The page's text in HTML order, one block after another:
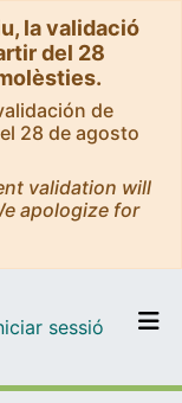
la validació
del 28
de
28 de agosto
validation will
apologize for
sessió (current)